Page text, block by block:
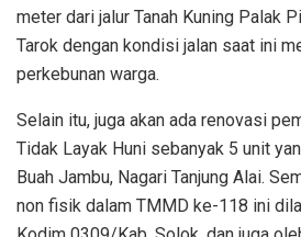
meter dari jalur Tanah Kuning Palak
Tarok dengan kondisi jalan saat ini
perkebunan warga.
Selain itu, juga akan ada renovasi
Tidak Layak Huni sebanyak 5 unit
Buah Jambu, Nagari Tanjung Alai.
non fisik dalam TMMD ke-118 ini